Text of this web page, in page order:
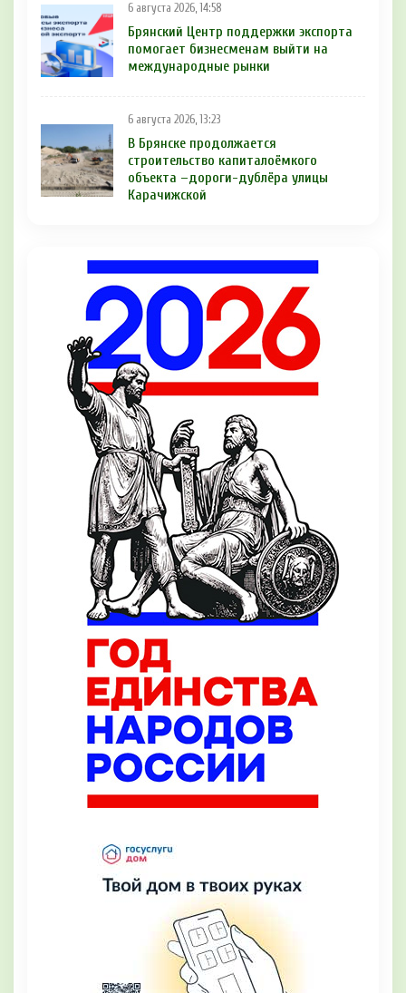
6 августа 2026, 14:58
Брянский Центр поддержки экспорта
помогает бизнесменам выйти на
международные рынки
6 августа 2026, 13:23
В Брянске продолжается
строительство капиталоёмкого
объекта –дороги-дублёра улицы
Карачижской